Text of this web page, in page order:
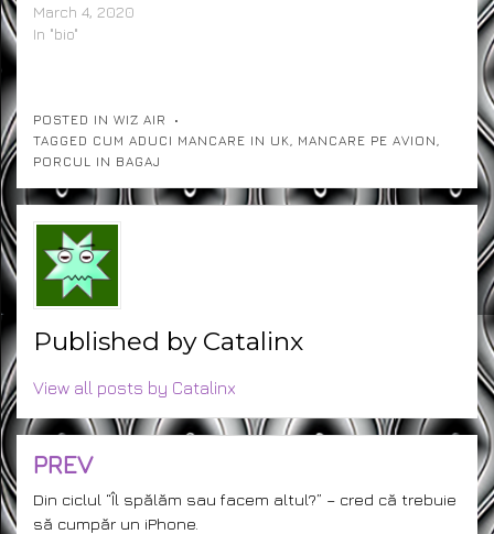
March 4, 2020
In "bio"
POSTED IN WIZ AIR
TAGGED CUM ADUCI MANCARE IN UK MANCARE PE AVION
PORCUL IN BAGAJ
Published by Catalinx
View all posts by Catalinx
Post
navigation
PREV
Din ciclul “Îl spălăm sau facem altul?” – cred că trebuie
să cumpăr un iPhone.